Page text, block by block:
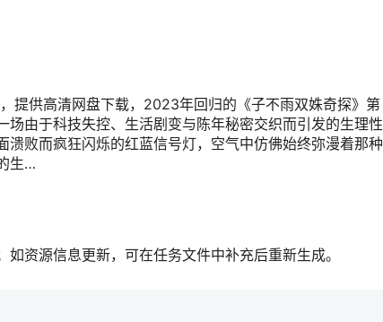
提供高清网盘下载，2023年回归的《子不雨双姝奇探》第
场由于科技失控、生活剧变与陈年秘密交织而引发的生理性
败而疯狂闪烁的红蓝信号灯，空气中仿佛始终弥漫着那种
生…
资源信息更新，可在任务文件中补充后重新生成。